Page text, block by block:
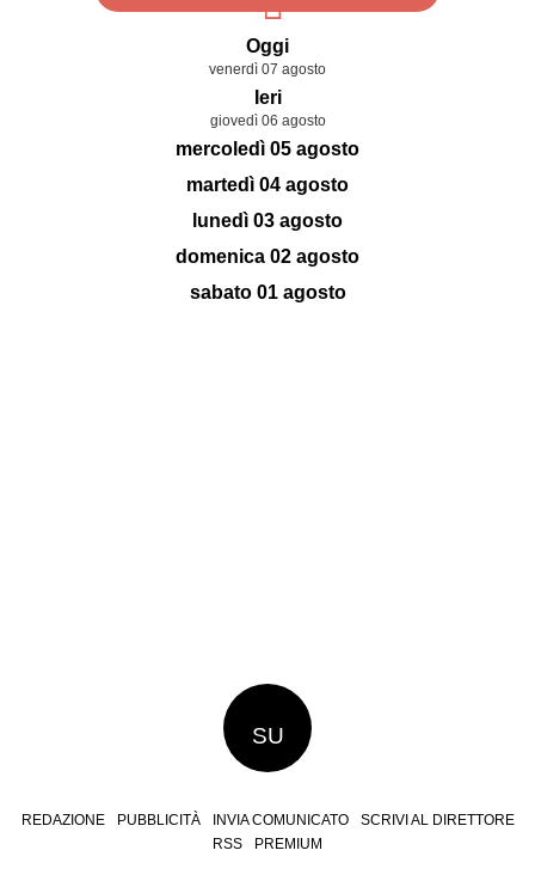
Oggi
venerdì 07 agosto
Ieri
giovedì 06 agosto
mercoledì 05 agosto
martedì 04 agosto
lunedì 03 agosto
domenica 02 agosto
sabato 01 agosto
SU
REDAZIONE PUBBLICITÀ INVIA COMUNICATO
SCRIVI AL DIRETTORE
RSS
PREMIUM